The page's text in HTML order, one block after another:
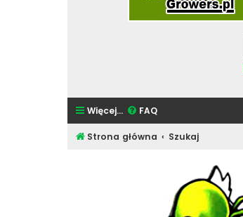
Więcej… FAQ
Strona główna Szukaj